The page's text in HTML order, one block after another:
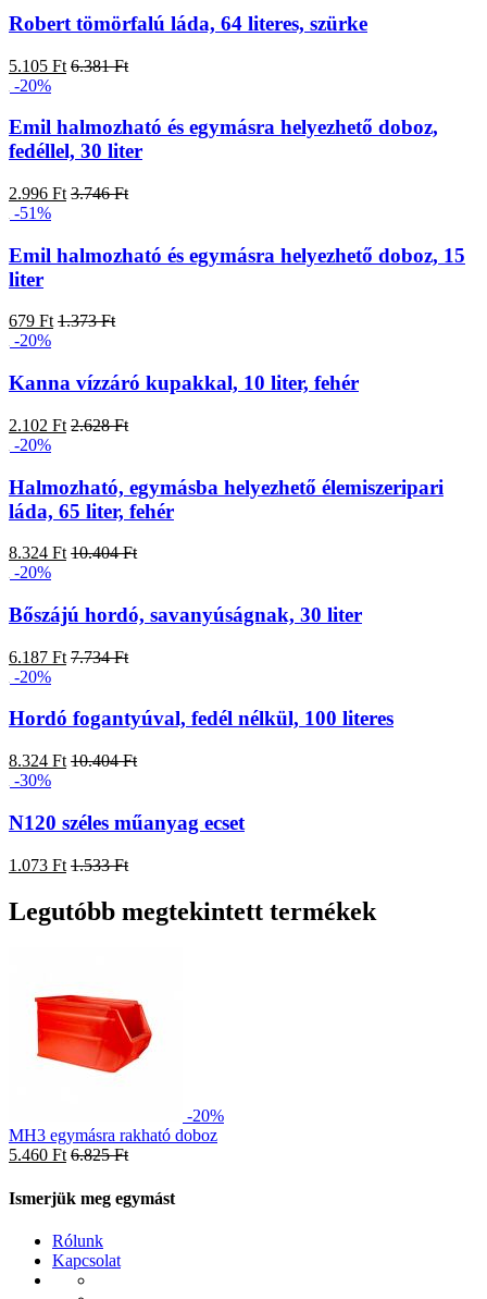
Robert tömörfalú láda, 64 literes, szürke
5.105 Ft 6.381 Ft
-20%
Emil halmozható és egymásra helyezhető doboz,
fedéllel, 30 liter
2.996 Ft 3.746 Ft
-51%
Emil halmozható és egymásra helyezhető doboz, 15
liter
679 Ft 1.373 Ft
-20%
Kanna vízzáró kupakkal, 10 liter, fehér
2.102 Ft 2.628 Ft
-20%
Halmozható, egymásba helyezhető élemiszeripari
láda, 65 liter, fehér
8.324 Ft 10.404 Ft
-20%
Bőszájú hordó, savanyúságnak, 30 liter
6.187 Ft 7.734 Ft
-20%
Hordó fogantyúval, fedél nélkül, 100 literes
8.324 Ft 10.404 Ft
-30%
N120 széles műanyag ecset
1.073 Ft 1.533 Ft
Legutóbb megtekintett termékek
-20%
MH3 egymásra rakható doboz
5.460 Ft 6.825 Ft
Ismerjük meg egymást
Rólunk
Kapcsolat